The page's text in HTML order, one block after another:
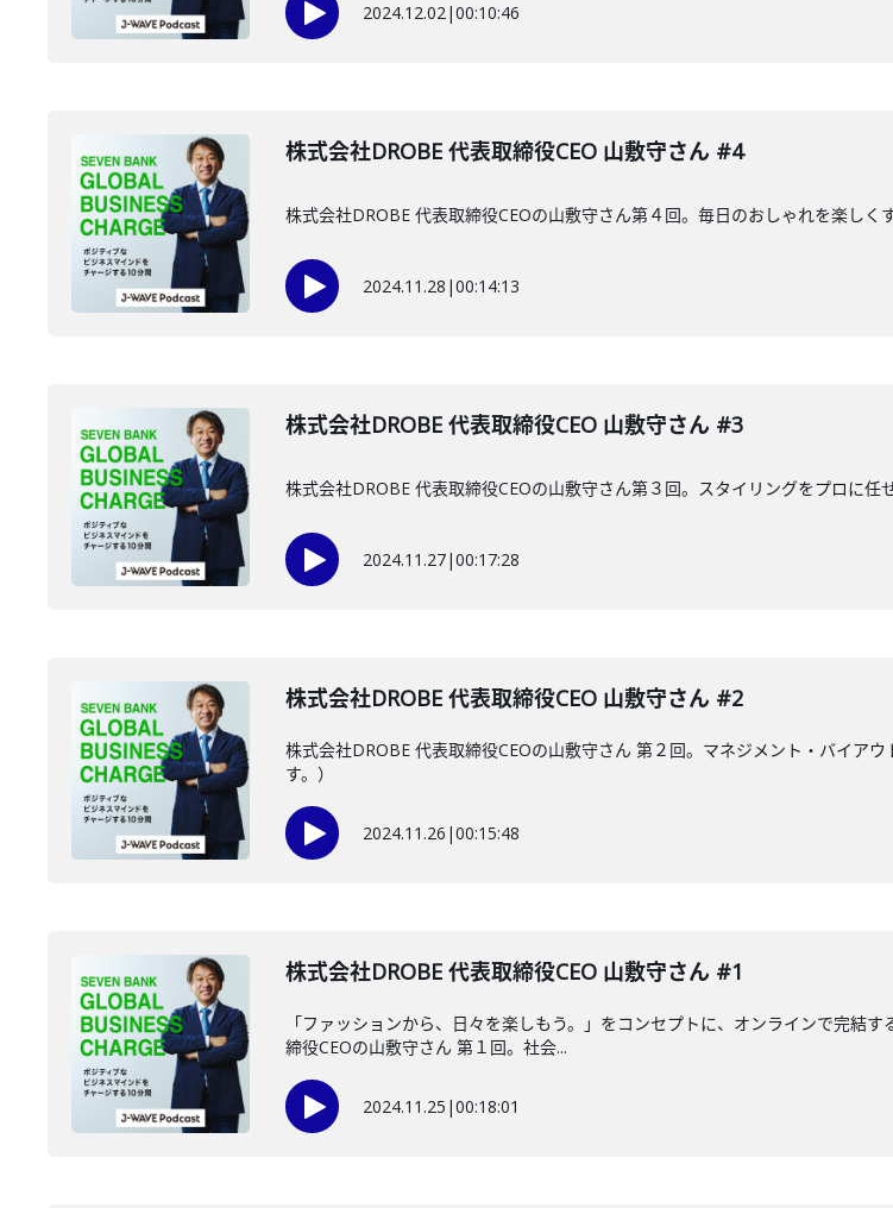
2024.12.02|00:10:46
株式会社DROBE 代表取締役CEO 山敷守さん #4
株式会社DROBE 代表取締役CEOの山敷守さん第４回。毎日のおしゃれを楽し
2024.11.28 |00:14:13
株式会社DROBE 代表取締役CEO 山敷守さん #3
株式会社DROBE 代表取締役CEOの山敷守さん第３回。スタイリングをプロに
2024.11.27|00:17:28
株式会社DROBE 代表取締役CEO 山敷守さん #2
株式会社DROBE 代表取締役CEOの山敷守さん 第２回。マネジメント・バイア
す。）
2024.11.26 |00:15:48
株式会社DROBE 代表取締役CEO 山敷守さん #1
「ファッションから、日々を楽しもう。」をコンセプトに、オンラインで完結
締役CEOの山敷守さん 第１回。社会...
2024.11.25 |00:18:01